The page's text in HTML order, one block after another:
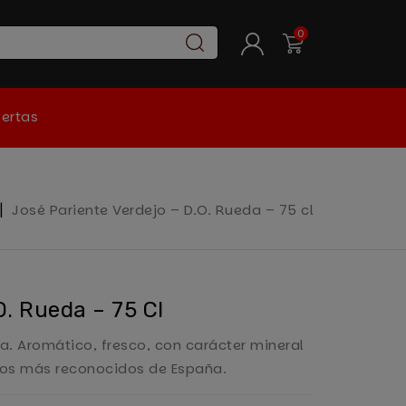
0
José Pariente Verdejo – D.O. Rueda – 75 cl
Rueda – 75 Cl
Aromático, fresco, con carácter mineral
más reconocidos de España.